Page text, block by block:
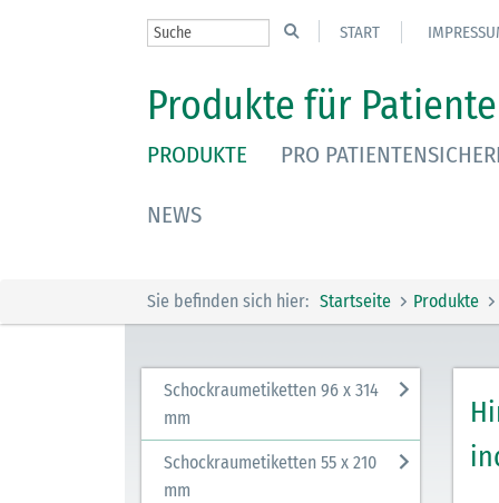
START
Produkte für
PRODUKTE PRO
NEWS
Sie befinden sich hier: Startseite Produkte
Schockraumetiketten 96 x 314
mm
Schockraumetiketten 55 x 210
mm